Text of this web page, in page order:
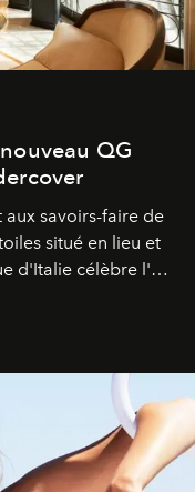
QG
savoirs-faire de
situé en lieu et
d'Italie célèbre l'art
intemporelle.